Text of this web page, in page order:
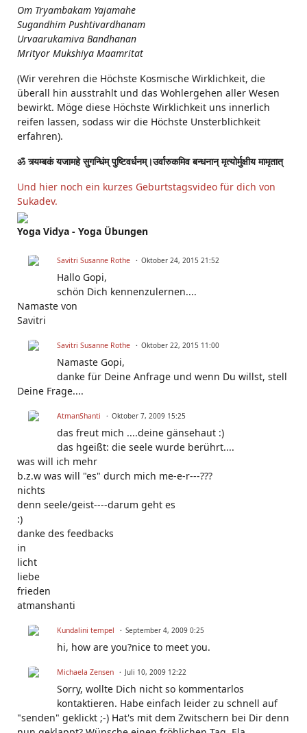
Om Tryambakam Yajamahe
Sugandhim Pushtivardhanam
Urvaarukamiva Bandhanan
Mrityor Mukshiya Maamritat
(Wir verehren die Höchste Kosmische Wirklichkeit, die
überall hin ausstrahlt und das Wohlergehen aller Wesen
bewirkt. Möge diese Höchste Wirklichkeit uns innerlich
reifen lassen, sodass wir die Höchste Unsterblichkeit
erfahren).
ॐ त्र्यम्बकं यजामहे सुगन्धिंम् पुष्टिवर्धनम्।उर्वारुकमिव बन्धनान् मृत्योर्मुक्षीय मामृतात्
Und hier noch ein kurzes Geburtstagsvideo für dich von
Sukadev.
Yoga Vidya - Yoga Übungen
Savitri Susanne Rothe Oktober 24, 2015 21:52
Hallo Gopi,
schön Dich kennenzulernen....
Namaste von
Savitri
Savitri Susanne Rothe Oktober 22, 2015 11:00
Namaste Gopi,
danke für Deine Anfrage und wenn Du willst, stell
Deine Frage....
AtmanShanti Oktober 7, 2009 15:25
das freut mich ....deine gänsehaut :)
das hgeißt: die seele wurde berührt....
was will ich mehr
b.z.w was will "es" durch mich me-e-r---???
nichts
denn seele/geist----darum geht es
:)
danke des feedbacks
in
licht
liebe
frieden
atmanshanti
Kundalini tempel September 4, 2009 0:25
hi, how are you?nice to meet you.
Michaela Zensen Juli 10, 2009 12:22
Sorry, wollte Dich nicht so kommentarlos
kontaktieren. Habe einfach leider zu schnell auf
"senden" geklickt ;-) Hat's mit dem Zwitschern bei Dir denn